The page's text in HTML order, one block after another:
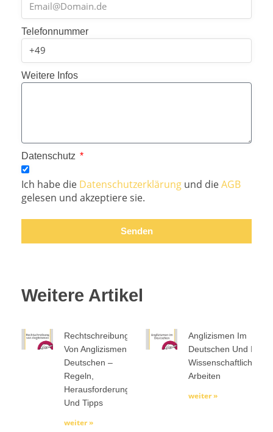
Telefonnummer
Weitere Infos
Datenschutz
Ich habe die Datenschutzerklärung und dieAGB
gelesen und akzeptiere sie.
Senden
Weitere Artikel
Rechtschreibung
Von Anglizismen Im
Deutschen –
Regeln,
Herausforderungen
Und Tipps
weiter »
Anglizismen Im
Deutschen Und In
Wissenschaftlichen
Arbeiten
weiter »